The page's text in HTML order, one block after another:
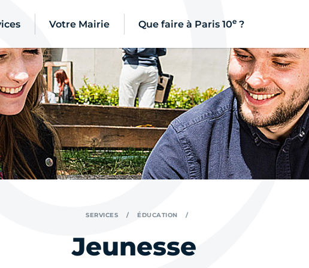
Votre Mairie Que faire à Paris 10e ?
SERVICES ÉDUCATION
Jeunesse